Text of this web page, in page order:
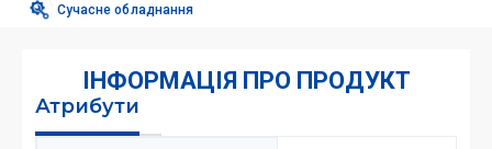
Сучасне обладнання
ІНФОРМАЦІЯ ПРО ПРОДУКТ
Атрибути